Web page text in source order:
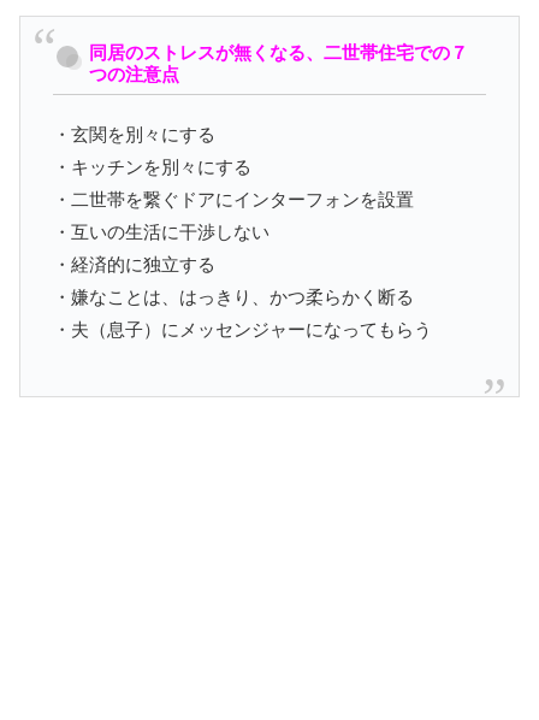
同居のストレスが無くなる、二世帯住宅での７
つの注意点
・玄関を別々にする
・キッチンを別々にする
・二世帯を繋ぐドアにインターフォンを設置
・互いの生活に干渉しない
・経済的に独立する
・嫌なことは、はっきり、かつ柔らかく断る
・夫（息子）にメッセンジャーになってもらう